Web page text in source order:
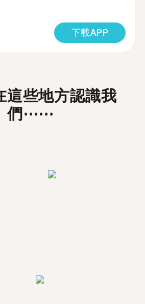
下載APP
這些地方認識我
們⋯⋯